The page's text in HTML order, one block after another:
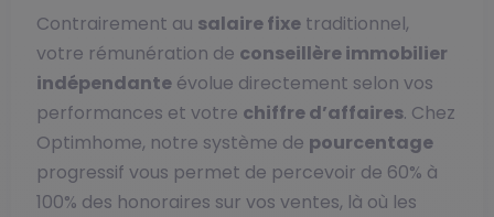
Contrairement au salaire fixetraditionnel,
votre rémunération de conseillère immobilier
indépendanteévolue directement selon vos
performances et votre chiffre d’affaires. Chez
Optimhome, notre système de pourcentage
progressif vous permet de percevoir de 60% à
100% des honoraires sur vos ventes, là où les